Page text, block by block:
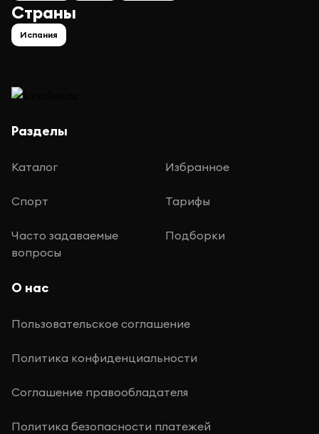
Страны
Испания
Разделы
Каталог Избранное
Спорт Тарифы
Часто задаваемые
вопросы
Подборки
О нас
Пользовательское соглашение
Политика конфиденциальности
Соглашение правообладателя
Политика безопасности платежей